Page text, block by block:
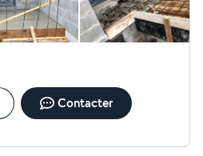
Contacter